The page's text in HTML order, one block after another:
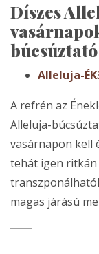
Díszes
búcsúztató
Alleluja-
A refrén az
Alleluja-
vasárnapon kell
tehát igen ritkán
magas járású